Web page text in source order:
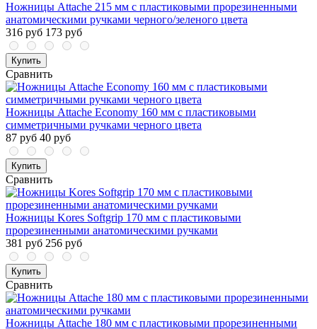
Ножницы Attache 215 мм с пластиковыми прорезиненными
анатомическими ручками черного/зеленого цвета
316 руб 173 руб
Купить
Сравнить
Ножницы Attache Economy 160 мм с пластиковыми
симметричными ручками черного цвета
87 руб 40 руб
Купить
Сравнить
Ножницы Kores Softgrip 170 мм с пластиковыми
прорезиненными анатомическими ручками
381 руб 256 руб
Купить
Сравнить
Ножницы Attache 180 мм с пластиковыми прорезиненными